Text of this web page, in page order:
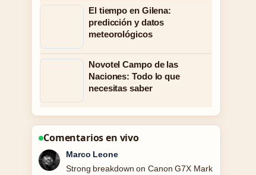
El tiempo en Gilena:
predicción y datos
meteorológicos
Novotel Campo de las
Naciones: Todo lo que
necesitas saber
Comentarios en vivo
Nina Brooks
Following Joan Verdú y Laura Escanes: